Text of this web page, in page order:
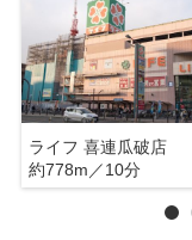
ライフ 喜連瓜破店
約778m／10分